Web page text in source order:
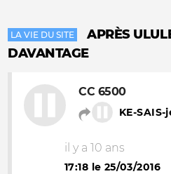
LA VIE DU SITE
APRÈS
DAVANTAGE
CC 6500
KE-SAIS-
il y a 10 ans
17:18 le 25/03/2016